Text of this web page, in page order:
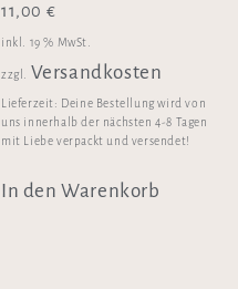
11,00 €
inkl. 19 % MwSt.
zzgl. Versandkosten
Lieferzeit: Deine Bestellung wird von
uns innerhalb der nächsten 4-8 Tagen
mit Liebe verpackt und versendet!
In den Warenkorb